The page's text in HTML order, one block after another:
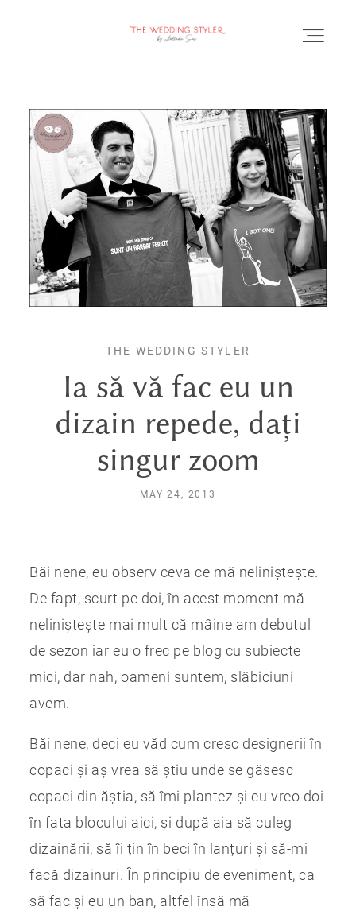
BLOG
SERVICII & FAQ
PORTOFOLIU
THE WEDDING STYLER
Ia să vă fac eu un
dizain repede, dați
singur zoom
MAY 24, 2013
Băi nene, eu observ ceva ce mă neliniștește.
De fapt, scurt pe doi, în acest moment mă
neliniștește mai mult că mâine am debutul
de sezon iar eu o frec pe blog cu subiecte
mici, dar nah, oameni suntem, slăbiciuni
avem.
Băi nene, deci eu văd cum cresc designerii în
copaci și aș vrea să știu unde se găsesc
copaci din ăștia, să îmi plantez și eu vreo doi
în fata blocului aici, și după aia să culeg
dizainării, să îi țin în beci în lanțuri și să-mi
facă dizainuri. În principiu de eveniment, ca
să fac și eu un ban, altfel însă mă